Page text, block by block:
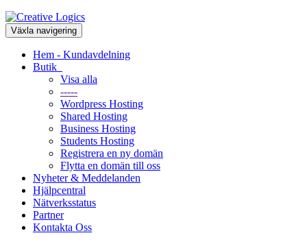
Växla navigering
Hem - Kundavdelning
Butik
Visa alla
-----
Wordpress Hosting
Shared Hosting
Business Hosting
Students Hosting
Registrera en ny domän
Flytta en domän till oss
Nyheter & Meddelanden
Hjälpcentral
Nätverksstatus
Partner
Kontakta Oss